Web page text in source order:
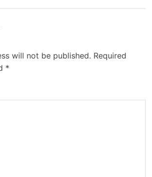
will not be published. Required
*